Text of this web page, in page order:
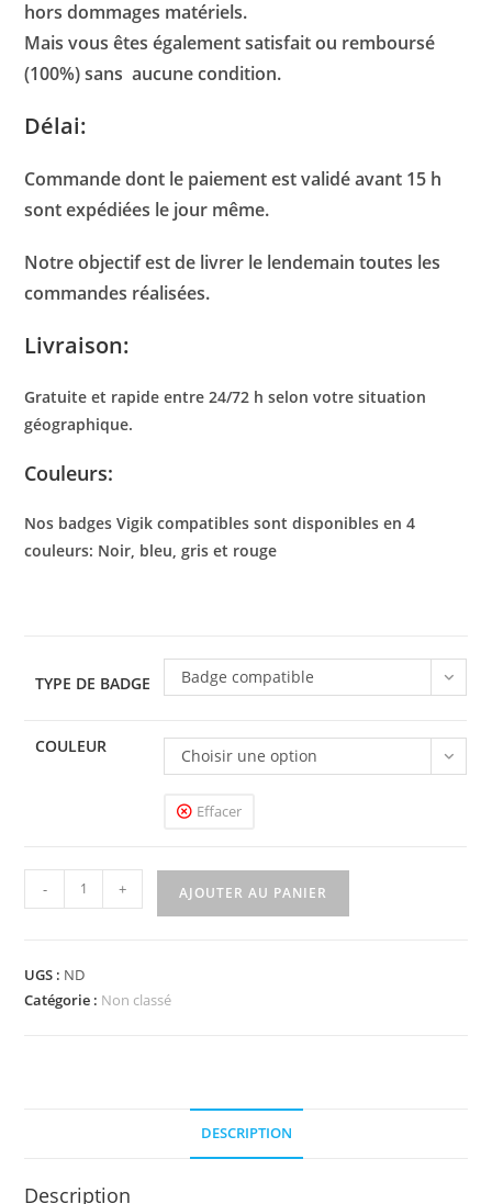
hors dommages matériels.
Mais vous êtes également satisfait ou remboursé
(100%) sans aucune condition.
Délai:
Commande dont le paiement est validé avant 15 h
sont expédiées le jour même.
Notre objectif est de livrer le lendemain toutes les
commandes réalisées.
Livraison:
Gratuite et rapide entre 24/72 h selon votre situation
géographique.
Couleurs:
Nos badges Vigik compatibles sont disponibles en 4
couleurs: Noir, bleu, gris et rouge
TYPE DE BADGE Badge compatible
COULEUR Choisir une option
Effacer
- + AJOUTER AU PANIER
UGS : ND
Catégorie : Non classé
DESCRIPTION
Description